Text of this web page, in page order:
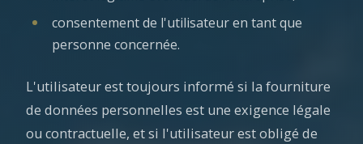
consentement de l'utilisateur en tant que
personne concernée.
L'utilisateur est toujours informé si la fourniture
de données personnelles est une exigence légale
ou contractuelle, et si l'utilisateur est obligé de